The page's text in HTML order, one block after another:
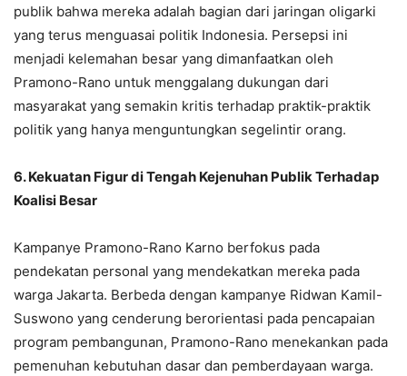
publik bahwa mereka adalah bagian dari jaringan oligarki
yang terus menguasai politik Indonesia. Persepsi ini
menjadi kelemahan besar yang dimanfaatkan oleh
Pramono-Rano untuk menggalang dukungan dari
masyarakat yang semakin kritis terhadap praktik-praktik
politik yang hanya menguntungkan segelintir orang.
6. Kekuatan Figur di Tengah Kejenuhan Publik Terhadap
Koalisi Besar
Kampanye Pramono-Rano Karno berfokus pada
pendekatan personal yang mendekatkan mereka pada
warga Jakarta. Berbeda dengan kampanye Ridwan Kamil-
Suswono yang cenderung berorientasi pada pencapaian
program pembangunan, Pramono-Rano menekankan pada
pemenuhan kebutuhan dasar dan pemberdayaan warga.